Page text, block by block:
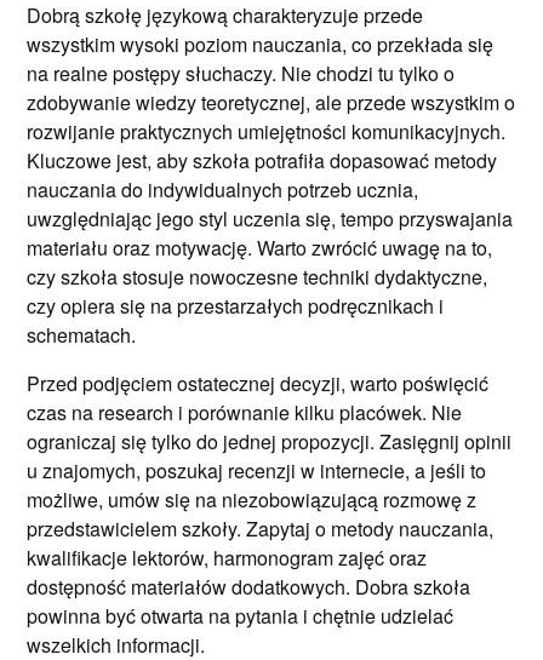
Dobrą szkołę językową charakteryzuje przede
wszystkim wysoki poziom nauczania, co przekłada się
na realne postępy słuchaczy. Nie chodzi tu tylko o
zdobywanie wiedzy teoretycznej, ale przede wszystkim o
rozwijanie praktycznych umiejętności komunikacyjnych.
Kluczowe jest, aby szkoła potrafiła dopasować metody
nauczania do indywidualnych potrzeb ucznia,
uwzględniając jego styl uczenia się, tempo przyswajania
materiału oraz motywację. Warto zwrócić uwagę na to,
czy szkoła stosuje nowoczesne techniki dydaktyczne,
czy opiera się na przestarzałych podręcznikach i
schematach.
Przed podjęciem ostatecznej decyzji, warto poświęcić
czas na research i porównanie kilku placówek. Nie
ograniczaj się tylko do jednej propozycji. Zasięgnij opinii
u znajomych, poszukaj recenzji w internecie, a jeśli to
możliwe, umów się na niezobowiązującą rozmowę z
przedstawicielem szkoły. Zapytaj o metody nauczania,
kwalifikacje lektorów, harmonogram zajęć oraz
dostępność materiałów dodatkowych. Dobra szkoła
powinna być otwarta na pytania i chętnie udzielać
wszelkich informacji.